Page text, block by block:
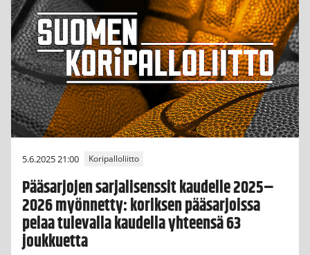
5.6.2025 21:00 Koripalloliitto
Pääsarjojen sarjalisenssit kaudelle 2025–
2026 myönnetty: koriksen pääsarjoissa
pelaa tulevalla kaudella yhteensä 63
joukkuetta